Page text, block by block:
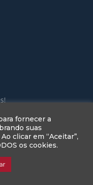
fornecer a
suas
clicar em “Aceitar”,
os cookies.